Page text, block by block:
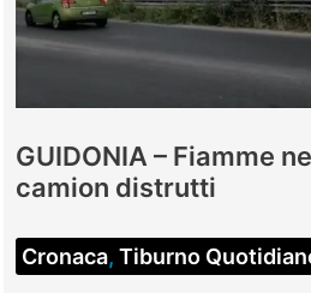
GUIDONIA – Fiamme
camion distrutti
Cronaca, Tiburno